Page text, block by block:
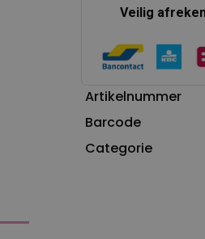
Veilig
Artikelnummer
Barcode
Categorie